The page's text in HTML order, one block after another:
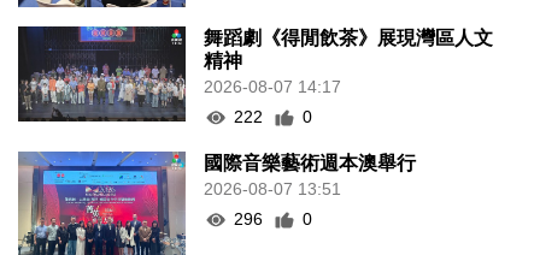
舞蹈劇《得閒飲茶》展現灣區人文
精神
2026-08-07 14:17
222
0
國際音樂藝術週本澳舉行
2026-08-07 13:51
296
0